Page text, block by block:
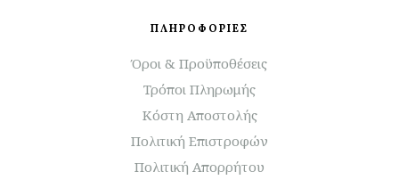
ΠΛΗΡΟΦΟΡΙΕΣ
Όροι & Προϋποθέσεις
Τρόποι Πληρωμής
Κόστη Αποστολής
Πολιτική Επιστροφών
Πολιτική Απορρήτου